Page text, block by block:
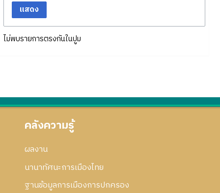
แสดง
ไม่พบรายการตรงกันในปูม
คลังความรู้
ผลงาน
นานาทัศนะการเมืองไทย
ฐานข้อมูลการเมืองการปกครอง